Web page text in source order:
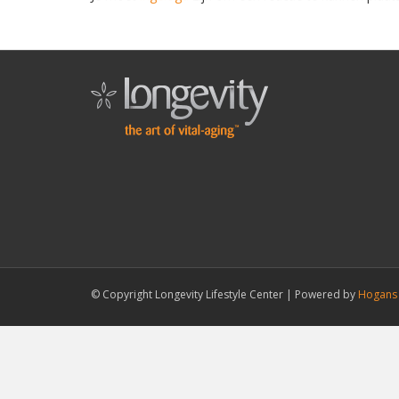
© Copyright Longevity Lifestyle Center | Powered by